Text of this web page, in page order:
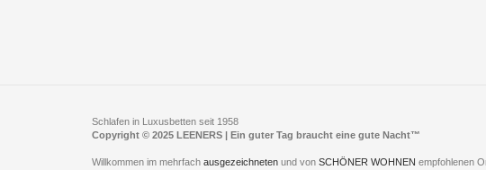
Schlafen in Luxusbetten seit 1958
Copyright © 2025 LEENERS | Ein guter Tag braucht eine gute Nacht™
Willkommen im mehrfach ausgezeichneten und von SCHÖNER WOHNEN empfohlenen